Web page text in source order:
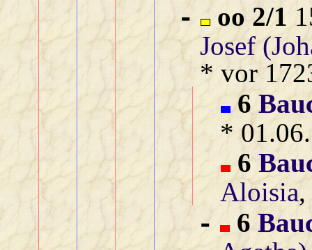
- oo 2/1
Josef
* vor
6
*
6
Aloisia
- 6